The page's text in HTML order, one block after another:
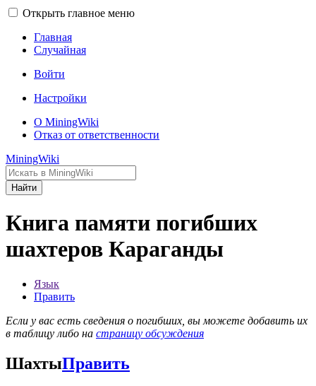
Открыть главное меню
Главная
Случайная
Войти
Настройки
О MiningWiki
Отказ от ответственности
MiningWiki
Найти
Книга памяти погибших
шахтеров Караганды
Язык
Править
Если у вас есть сведения о погибших, вы можете добавить их
в таблицу либо на страницу обсуждения
ШахтыПравить